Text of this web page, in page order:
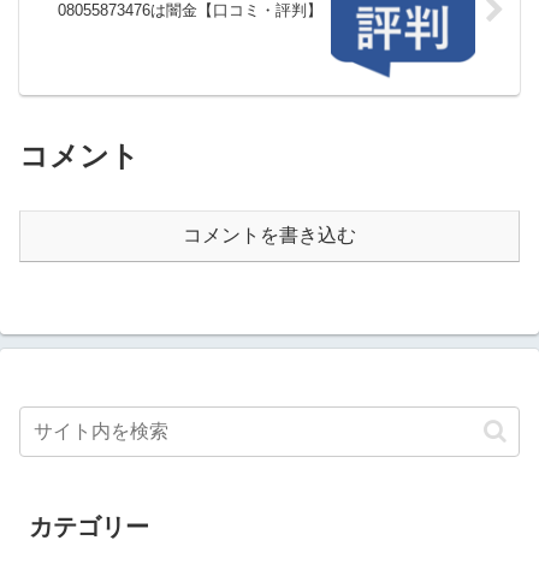
08055873476は闇金【口コミ・評判】
コメント
コメントを書き込む
カテゴリー